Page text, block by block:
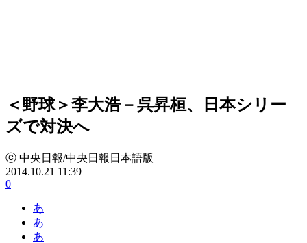
＜野球＞李大浩－呉昇桓、日本シリー
ズで対決へ
ⓒ 中央日報/中央日報日本語版
2014.10.21 11:39
0
あ
あ
あ